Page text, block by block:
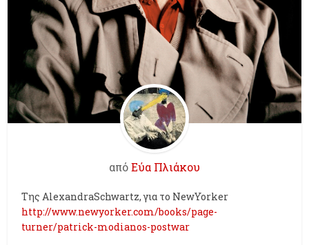
απόΕύα Πλιάκου
Της AlexandraSchwartz, για το NewYorker
http://www.newyorker.com/books/page-
turner/patrick-modianos-postwar